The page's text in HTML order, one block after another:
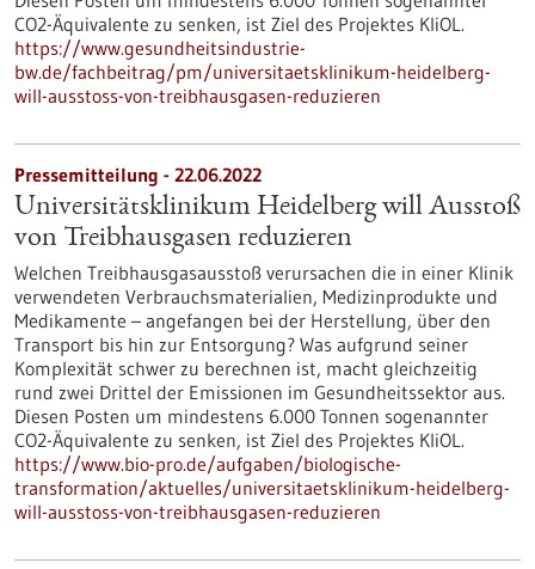
CO2-Äquivalente zu senken, ist Ziel des Projektes KliOL.
https://www.gesundheitsindustrie-
bw.de/fachbeitrag/pm/universitaetsklinikum-heidelberg-
will-ausstoss-von-treibhausgasen-reduzieren
Pressemitteilung - 22.06.2022
Universitätsklinikum Heidelberg will Ausstoß
von Treibhausgasen reduzieren
Welchen Treibhausgasausstoß verursachen die in einer Klinik
verwendeten Verbrauchsmaterialien, Medizinprodukte und
Medikamente – angefangen bei der Herstellung, über den
Transport bis hin zur Entsorgung? Was aufgrund seiner
Komplexität schwer zu berechnen ist, macht gleichzeitig
rund zwei Drittel der Emissionen im Gesundheitssektor aus.
Diesen Posten um mindestens 6.000 Tonnen sogenannter
CO2-Äquivalente zu senken, ist Ziel des Projektes KliOL.
https://www.bio-pro.de/aufgaben/biologische-
transformation/aktuelles/universitaetsklinikum-heidelberg-
will-ausstoss-von-treibhausgasen-reduzieren